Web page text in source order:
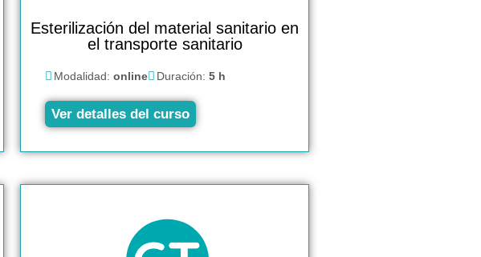
Esterilización del material sanitario en
el transporte sanitario
Modalidad: online Duración: 5 h
Ver detalles del curso